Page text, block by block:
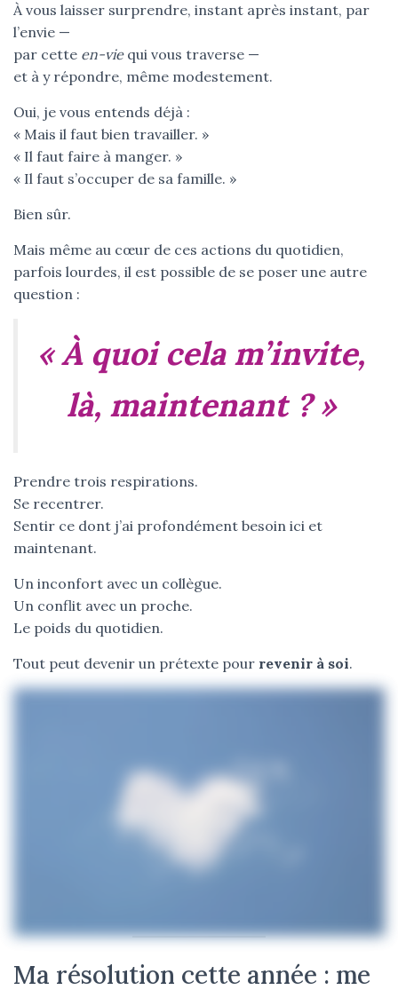
À vous laisser surprendre, instant après instant, par
l’envie —
par cette en-viequi vous traverse —
et à y répondre, même modestement.
Oui, je vous entends déjà :
« Mais il faut bien travailler. »
« Il faut faire à manger. »
« Il faut s’occuper de sa famille. »
Bien sûr.
Mais même au cœur de ces actions du quotidien,
parfois lourdes, il est possible de se poser une autre
question :
« À quoi cela m’invite,
là, maintenant ? »
Prendre trois respirations.
Se recentrer.
Sentir ce dont j’ai profondément besoin ici et
maintenant.
Un inconfort avec un collègue.
Un conflit avec un proche.
Le poids du quotidien.
Tout peut devenir un prétexte pour revenir à soi.
Ma résolution cette année : me